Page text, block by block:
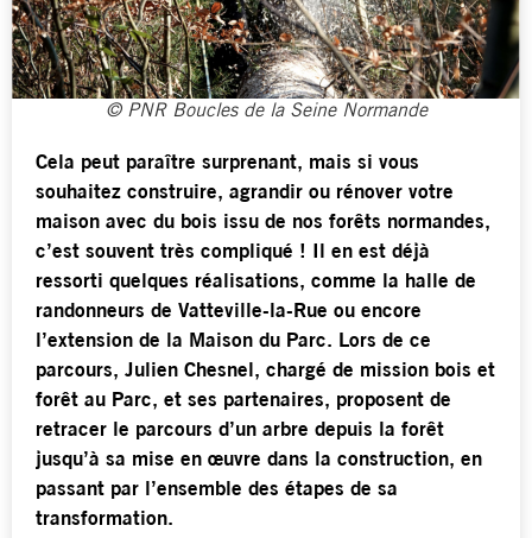
© PNR Boucles de la Seine Normande
Cela peut paraître surprenant, mais si vous
souhaitez construire, agrandir ou rénover votre
maison avec du bois issu de nos forêts normandes,
c’est souvent très compliqué ! Il en est déjà
ressorti quelques réalisations, comme la halle de
randonneurs de Vatteville-la-Rue ou encore
l’extension de la Maison du Parc. Lors de ce
parcours, Julien Chesnel, chargé de mission bois et
forêt au Parc, et ses partenaires, proposent de
retracer le parcours d’un arbre depuis la forêt
jusqu’à sa mise en œuvre dans la construction, en
passant par l’ensemble des étapes de sa
transformation.